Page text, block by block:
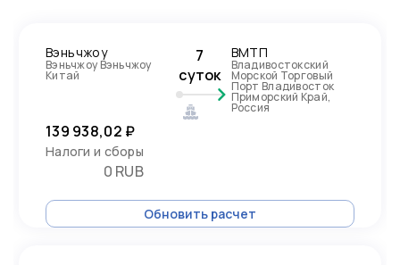
Вэньчжоу
Вэньчжоу Вэньчжоу
Китай
7
суток
ВМТП
Владивостокский
Морской Торговый
Порт Владивосток
Приморский Край,
Россия
139 938,02 ₽
Налоги и сборы
0 RUB
Обновить расчет